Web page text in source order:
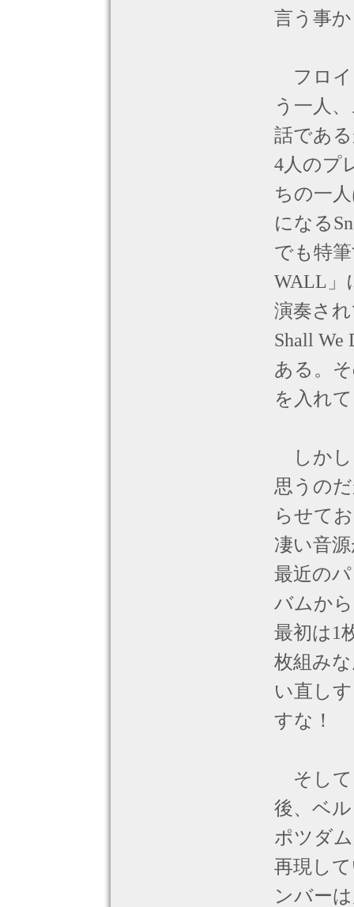
言う事
フロイ
う一人
話であ
4人のプ
ちの一
になる
でも特
WALL」
演奏さ
Shall We
ある。
を入れ
しかし
思うの
らせて
凄い音
最近の
バムか
最初は1
枚組み
い直し
すな！
そして
後、ベ
ポツダ
再現し
ンバー